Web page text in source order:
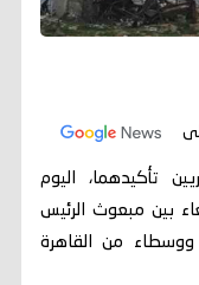
تأكيدهما، اليوم
بين مبعوث الرئيس
ووسطاء من القاهرة